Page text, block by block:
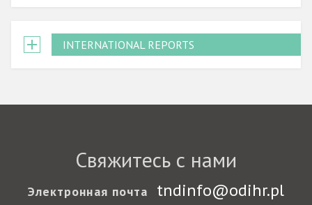
INTERNATIONAL REPORTS
Свяжитесь с нами
Электронная почта tndinfo@odihr.pl